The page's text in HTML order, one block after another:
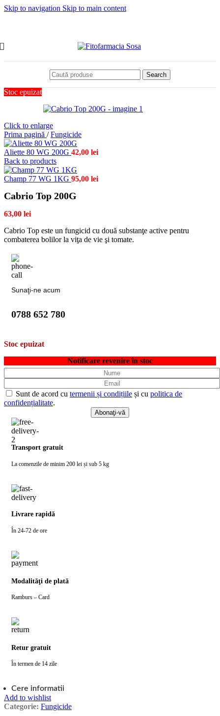
Skip to navigation Skip to main content
Search
Stoc epuizat
Click to enlarge
Prima pagină / Fungicide
Aliette 80 WG 200G 42,00 lei
Back to products
Champ 77 WG 1KG 95,00 lei
Cabrio Top 200G
63,00 lei
Cabrio Top este un fungicid cu două substanţe active pentru
combaterea bolilor la viţa de vie şi tomate.
Sunaţi-ne acum
0788 652 780
Stoc epuizat
Notificare revenire în stoc
Sunt de acord cu termenii și condițiile și cu politica de
confidențialitate.
Transport gratuit
La comenzile de minim 200 lei și sub 5 kg
Livrare rapidă
În 24-72 de ore
Modalităţi de plată
Ramburs – Card
Retur gratuit
În termen de 14 zile
Cere informatii
Add to wishlist
Categorie: Fungicide